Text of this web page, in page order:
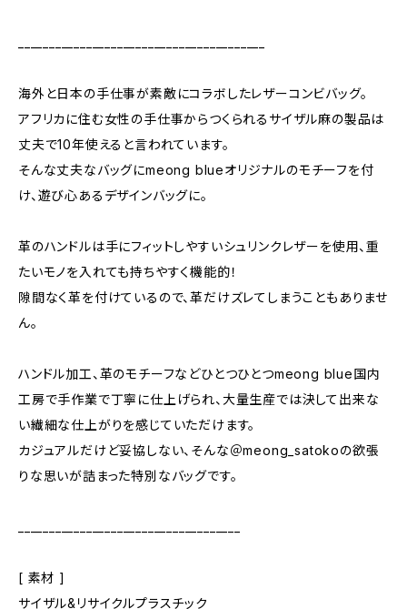
海外と日本の手仕事が素敵にコラボしたレザーコンビバッグ。
アフリカに住む女性の手仕事からつくられるサイザル麻の製品は
丈夫で10年使えると言われています。
そんな丈夫なバッグにmeong blueオリジナルのモチーフを付
け、遊び心あるデザインバッグに。
革のハンドルは手にフィットしやすいシュリンクレザーを使用、重
たいモノを入れても持ちやすく機能的！
隙間なく革を付けているので、革だけズレてしまうこともありませ
ん。
ハンドル加工、革のモチーフなどひとつひとつmeong blue国内
工房で手作業で丁寧に仕上げられ、大量生産では決して出来な
い繊細な仕上がりを感じていただけます。
カジュアルだけど妥協しない、そんな＠meong_satokoの欲張
りな思いが詰まった特別なバッグです。
[ 素材 ]
サイザル&リサイクルプラスチック